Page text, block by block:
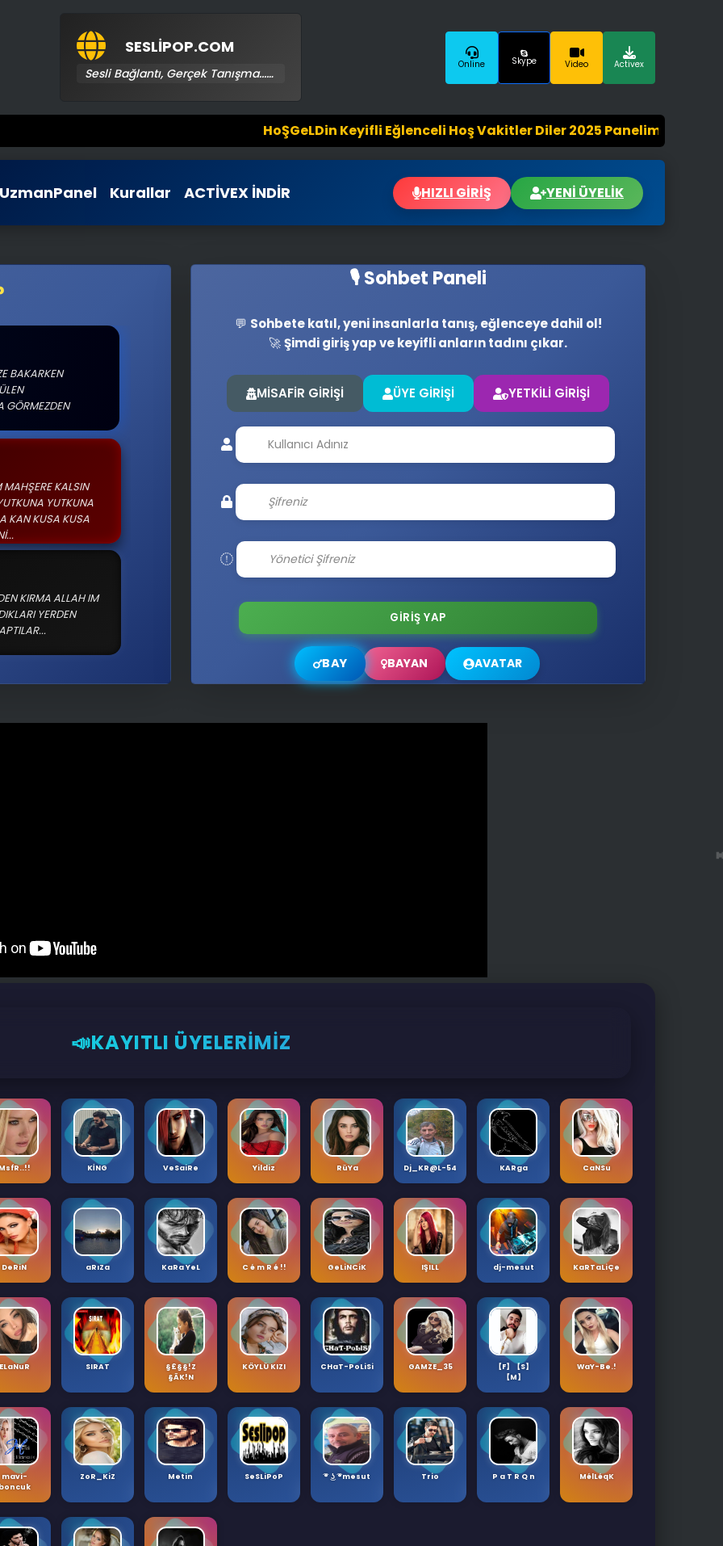
👥
🎆
💚
SESLİPOP.COM
Sesli Bağlantı, Gerçek Tanışma...₀⚡
Online Skype Video Activex
HoŞGeLDin Keyifli Eğlenceli Hoş Vakitler Diler 2025 Panelimiz Hayırlı Olsun. Sohbetin
UzmanPanel Kurallar ACTİVEX İNDİR HIZLI GİRİŞ YENİ ÜYELİK
SÖZ AGIR
AGACI ODUN
ET SANIYOLAR
ÇİÇEK İLAÇ
LAZIM ESKİLERİ
🎙️ Sohbet Paneli
💬 Sohbete katıl, yeni insanlarla tanış, eğlenceye dahil ol!
🚀Şimdi giriş yap ve keyifli anların tadını çıkar.
MİSAFİR GİRİŞİ ÜYE GİRİŞİ YETKİLİ GİRİŞİ
BAY BAYAN AVATAR
📣KAYITLI ÜYELERİMİZ
KİNG VeSaiRe Yildiz RüYa Dj_KR@L-54 KARga CaNSu
DeRiN aRıZa KaRa YeL C é m R é !! GeLiNCiK IŞILL dj-mesut KaRTaLiÇe
SIRAT
§£§§!Z
§ÃK!N
KÖYLÜ KIZI CHaT-PoLiSi GAMZE_35
【F】【S】
【M】
WaY-Be.!
mavi-
ZoR_KiZ Metin SeSLiPoP ͡° ͜ʖ ͡°mesut Trio P a T R Q n MélLéqK